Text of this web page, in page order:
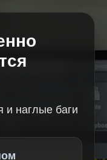
и наглые баги